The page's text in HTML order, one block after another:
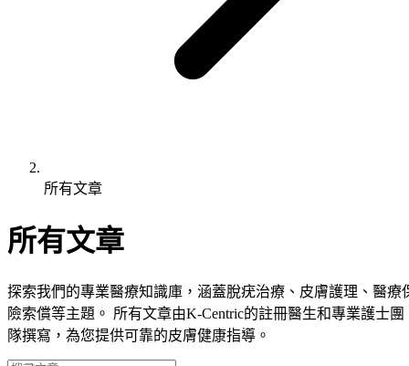
所有文章
所有文章
探索我們的專業醫療知識庫，涵蓋脫疣治療、皮膚護理、醫療
險索償等主題。 所有文章由K-Centric的註冊醫生和專業護士團
隊撰寫，為您提供可靠的皮膚健康指導。